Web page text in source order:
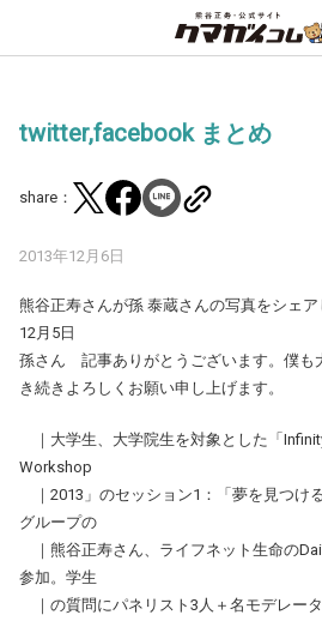
twitter,facebook まとめ
share：
2013年12月6日
熊谷正寿さんが孫 泰蔵さんの写真をシェア
12月5日
孫さん 記事ありがとうございます。僕も
き続きよろしくお願い申し上げます。
｜大学生、大学院生を対象とした「
Workshop
｜2013」のセッション1：「夢を見つけ
グループの
｜熊谷正寿さん、ライフネット生命の
参加。学生
｜の質問にパネリスト3人＋名モデレー